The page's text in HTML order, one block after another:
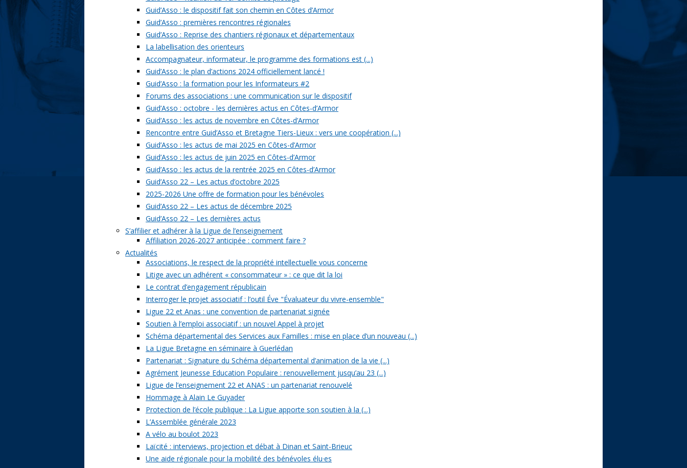
Guid’Asso : le dispositif fait son chemin en Côtes d’Armor
Guid’Asso : premières rencontres régionales
Guid’Asso : Reprise des chantiers régionaux et départementaux
La labellisation des orienteurs
Accompagnateur, informateur, le programme des formations est (...)
Guid’Asso : le plan d’actions 2024 officiellement lancé !
Guid’Asso : la formation pour les Informateurs #2
Forums des associations : une communication sur le dispositif
Guid’Asso : octobre - les dernières actus en Côtes-d’Armor
Guid’Asso : les actus de novembre en Côtes-d’Armor
Rencontre entre Guid’Asso et Bretagne Tiers-Lieux : vers une coopération (...)
Guid’Asso : les actus de mai 2025 en Côtes-d’Armor
Guid’Asso : les actus de juin 2025 en Côtes-d’Armor
Guid’Asso : les actus de la rentrée 2025 en Côtes-d’Armor
Guid’Asso 22 – Les actus d’octobre 2025
2025-2026 Une offre de formation pour les bénévoles
Guid’Asso 22 – Les actus de décembre 2025
Guid’Asso 22 – Les dernières actus
S’affilier et adhérer à la Ligue de l’enseignement
Affiliation 2026-2027 anticipée : comment faire ?
Actualités
Associations, le respect de la propriété intellectuelle vous concerne
Litige avec un adhérent « consommateur » : ce que dit la loi
Le contrat d’engagement républicain
Interroger le projet associatif : l’outil Éve "Évaluateur du vivre-ensemble"
Ligue 22 et Anas : une convention de partenariat signée
Soutien à l’emploi associatif : un nouvel Appel à projet
Schéma départemental des Services aux Familles : mise en place d’un nouveau (...)
La Ligue Bretagne en séminaire à Guerlédan
Partenariat : Signature du Schéma départemental d’animation de la vie (...)
Agrément Jeunesse Education Populaire : renouvellement jusqu’au 23 (...)
Ligue de l’enseignement 22 et ANAS : un partenariat renouvelé
Hommage à Alain Le Guyader
Protection de l’école publique : La Ligue apporte son soutien à la (...)
L’Assemblée générale 2023
A vélo au boulot 2023
Laïcité : interviews, projection et débat à Dinan et Saint-Brieuc
Une aide régionale pour la mobilité des bénévoles élu·es